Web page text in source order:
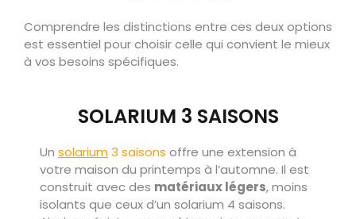
Comprendre les distinctions entre ces deux options
est essentiel pour choisir celle qui convient le mieux
à vos besoins spécifiques.
SOLARIUM 3 SAISONS
Un solarium 3 saisons offre une extension à
votre maison du printemps à l’automne. Il est
construit avec des matériaux légers, moins
isolants que ceux d’un solarium 4 saisons.